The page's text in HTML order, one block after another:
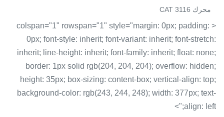
محرك CAT 3116
< colspan="1" rowspan="1" style="margin: 0px; padding:
0px; font-style: inherit; font-variant: inherit; font-stretch:
inherit; line-height: inherit; font-family: inherit; float: none;
border: 1px solid rgb(204, 204, 204); overflow: hidden;
height: 35px; box-sizing: content-box; vertical-align: top;
background-color: rgb(243, 244, 248); width: 377px; text-
align: left;">